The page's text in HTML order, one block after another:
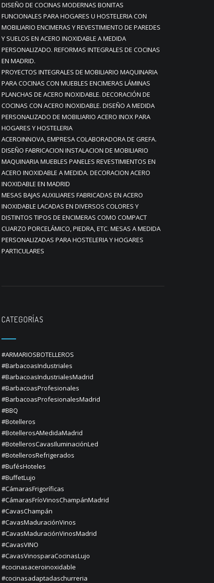
DISEÑO DE COCINAS MODERNAS BONITAS
FUNCIONALES PARA HOGARES U HOSTELERIA CON
MOBILIARIO ENCIMERAS Y REVESTIMIENTO DE PAREDES
Y SUELOS EN ACERO INOXIDABLE A MEDIDA
PERSONALIZADO. REFORMAS INTEGRALES DE COCINAS
EN MADRID.
PROYECTOS INTEGRALES DE MOBILIARIO MAQUINARIA
PARA COCINAS CON MUEBLES ENCIMERAS LÁMINAS
PLANCHAS DE ACERO INOXIDABLE. DECORACIÓN DE
COCINAS CON ACERO INOXIDABLE. DISEÑO A MEDIDA
PERSONALIZADO DE MOBILIARIO ACERO INOX PARA
HOGARES Y HOSTELERIA
ACEROINNOVA, EMPRESA COLABORADORA DE GREFA.
DISEÑO FABRICACION INSTALACION DE MOBILIARIO
MAQUINARIA MUEBLES PANELES REVESTIMIENTOS EN
ACERO INOXIDABLE A MEDIDA. DECORACION ACERO
INOXIDABLE EN MADRID
MESAS BAJAS AUXILIARES FABRICADAS EN ACERO
INOXIDABLE LACADAS EN DIVERSOS COLORES Y
DISTINTOS TIPOS DE ENCIMERAS COMO COMPACT
CUARZO PORCELÁMICO, PIEDRA, ETC. MESAS A MEDIDA
PERSONALIZADAS PARA HOSTELERIA Y HOGARES
PARTICULARES
CATEGORÍAS
#ARMARIOSBOTELLEROS
#BarbacoasIndustriales
#BarbacoasIndustrialesMadrid
#BarbacoasProfesionales
#BarbacoasProfesionalesMadrid
#BBQ
#Botelleros
#BotellerosAMedidaMadrid
#BotellerosCavasIluminaciónLed
#BotellerosRefrigerados
#BufésHoteles
#BuffetLujo
#CámarasFrigoríficas
#CámarasFríoVinosChampánMadrid
#CavasChampán
#CavasMaduraciónVinos
#CavasMaduraciónVinosMadrid
#CavasVINO
#CavasVinosparaCocinasLujo
#cocinasaceroinoxidable
#cocinasadaptadaschurreria